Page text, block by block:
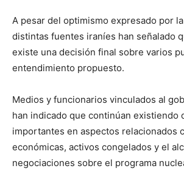
A pesar del optimismo expresado por la
distintas fuentes iraníes han señalado
existe una decisión final sobre varios
entendimiento propuesto.
Medios y funcionarios vinculados al
han indicado que continúan existiendo
importantes en aspectos relacionados
económicas, activos congelados y el
negociaciones sobre el programa